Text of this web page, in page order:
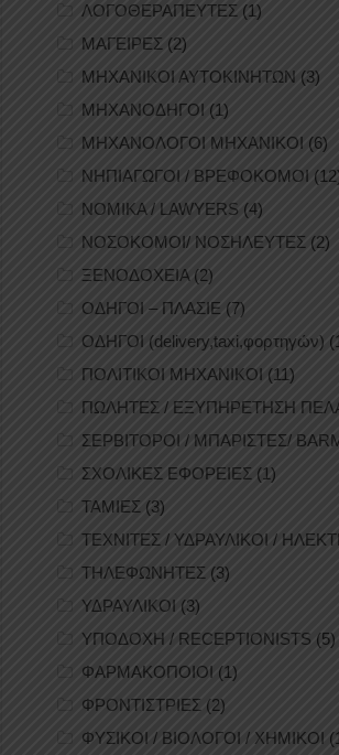
ΛΟΓΟΘΕΡΑΠΕΥΤΕΣ (1)
ΜΑΓΕΙΡΕΣ (2)
ΜΗΧΑΝΙΚΟΙ ΑΥΤΟΚΙΝΗΤΩΝ (3)
ΜΗΧΑΝΟΔΗΓΟΙ (1)
ΜΗΧΑΝΟΛΟΓΟΙ ΜΗΧΑΝΙΚΟΙ (6)
ΝΗΠΙΑΓΩΓΟΙ / ΒΡΕΦΟΚΟΜΟΙ
ΝΟΜΙΚΑ / LAWYERS (4)
ΝΟΣΟΚΟΜΟΙ/ ΝΟΣΗΛΕΥΤΕΣ (2)
ΞΕΝΟΔΟΧΕΙΑ (2)
ΟΔΗΓΟΙ – ΠΛΑΣΙΕ (7)
ΟΔΗΓΟΙ (delivery,taxi,φορτηγών)
ΠΟΛΙΤΙΚΟΙ ΜΗΧΑΝΙΚΟΙ (11)
ΠΩΛΗΤΕΣ / ΕΞΥΠΗΡΕΤΗΣΗ
ΣΕΡΒΙΤΟΡΟΙ / ΜΠΑΡΙΣΤΕΣ/
ΣΧΟΛΙΚΕΣ ΕΦΟΡΕΙΕΣ (1)
ΤΑΜΙΕΣ (3)
ΤΕΧΝΙΤΕΣ / ΥΔΡΑΥΛΙΚΟΙ /
ΤΗΛΕΦΩΝΗΤΕΣ (3)
ΥΔΡΑΥΛΙΚΟΙ (3)
ΥΠΟΔΟΧΗ / RECEPTIONISTS (5)
ΦΑΡΜΑΚΟΠΟΙΟΙ (1)
ΦΡΟΝΤΙΣΤΡΙΕΣ (2)
ΦΥΣΙΚΟΙ / ΒΙΟΛΟΓΟΙ / ΧΗΜΙΚΟΙ